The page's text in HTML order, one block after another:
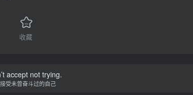
收藏
accept not trying.
受未曾奋斗过的自己